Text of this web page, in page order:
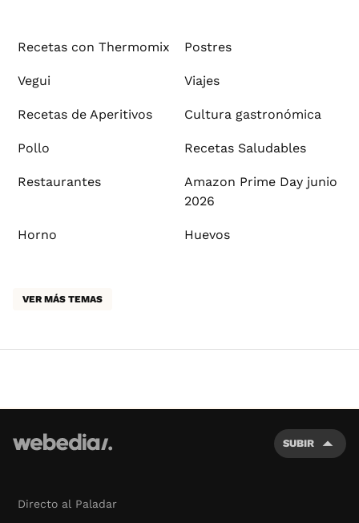
Recetas con Thermomix Postres
Vegui Viajes
Recetas de Aperitivos Cultura gastronómica
Pollo Recetas Saludables
Restaurantes
Amazon Prime Day junio
2026
Horno Huevos
VER MÁS TEMAS
SUBIR
Directo al Paladar